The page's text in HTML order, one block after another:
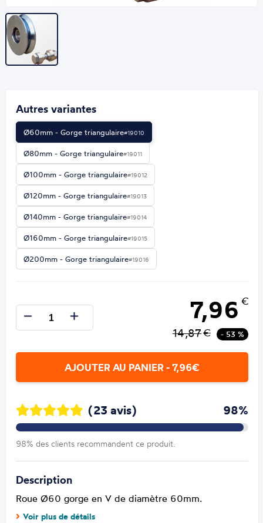
Autres variantes
Ø60mm - Gorge triangulaire#19010
Ø80mm - Gorge triangulaire#19011
Ø100mm - Gorge triangulaire#19012
Ø120mm - Gorge triangulaire#19013
Ø140mm - Gorge triangulaire#19014
Ø160mm - Gorge triangulaire#19015
Ø200mm - Gorge triangulaire#19016
7,96 €
14,87€ - 53 %
AJOUTER AU PANIER - 7,96€
(23 avis) 98%
98% des clients recommandent ce produit.
Description
Roue Ø60 gorge en V de diamètre 60mm.
Voir plus de détails